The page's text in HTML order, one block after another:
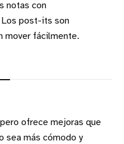
notas con
Los post-its son
mover fácilmente.
ofrece mejoras que
sea más cómodo y